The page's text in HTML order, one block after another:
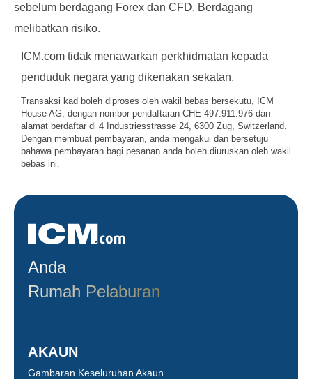
sebelum berdagang Forex dan CFD. Berdagang
melibatkan risiko.
ICM.com tidak menawarkan perkhidmatan kepada
penduduk negara yang dikenakan sekatan.
Transaksi kad boleh diproses oleh wakil bebas bersekutu, ICM
House AG, dengan nombor pendaftaran CHE-497.911.976 dan
alamat berdaftar di 4 Industriesstrasse 24, 6300 Zug, Switzerland.
Dengan membuat pembayaran, anda mengakui dan bersetuju
bahawa pembayaran bagi pesanan anda boleh diuruskan oleh wakil
bebas ini.
Anda
Rumah Pelaburan
AKAUN
Gambaran Keseluruhan Akaun